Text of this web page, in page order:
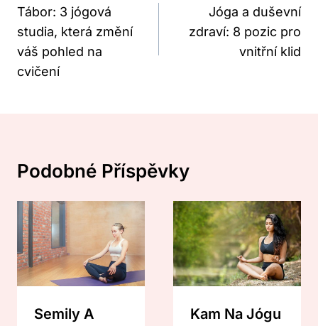
Pro
Příspěvek
Tábor: 3 jógová
studia, která změní
váš pohled na
cvičení
Jóga a duševní
zdraví: 8 pozic pro
vnitřní klid
Podobné Příspěvky
Semily A
Kam Na Jógu